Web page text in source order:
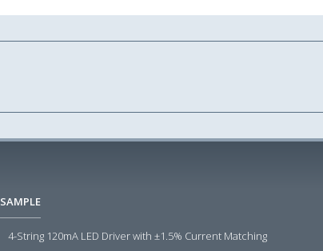
SAMPLE
4-String 120mA LED Driver with ±1.5% Current Matching